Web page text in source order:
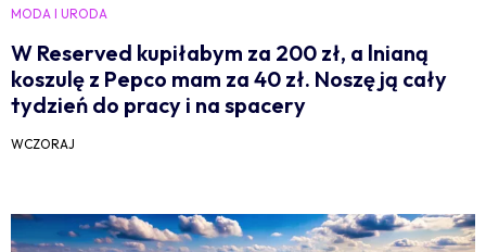
MODA I URODA
W Reserved kupiłabym za 200 zł, a lnianą
koszulę z Pepco mam za 40 zł. Noszę ją cały
tydzień do pracy i na spacery
WCZORAJ